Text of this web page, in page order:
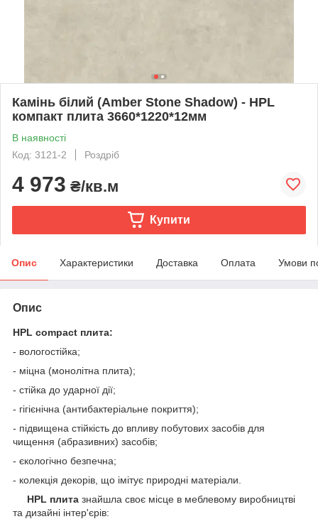
Камінь білий (Amber Stone Shadow) - HPL
компакт плита 3660*1220*12мм
В наявності
Код: 3121-2
Роздріб
4 973 ₴/кв.м
Купити
Опис Характеристики Доставка Оплата Умови
Опис
HPL compact плита:
- вологостійка;
- міцна (монолітна плита);
- стійка до ударної дії;
- гігієнічна (антибактеріальне покриття);
- підвищена стійкість до впливу побутових засобів для
чищення (абразивних) засобів;
- єкологічно безпечна;
- колекція декорів, що імітує природні матеріали.
HPL плита знайшла своє місце в меблевому виробництві
та дизайні інтер'єрів: